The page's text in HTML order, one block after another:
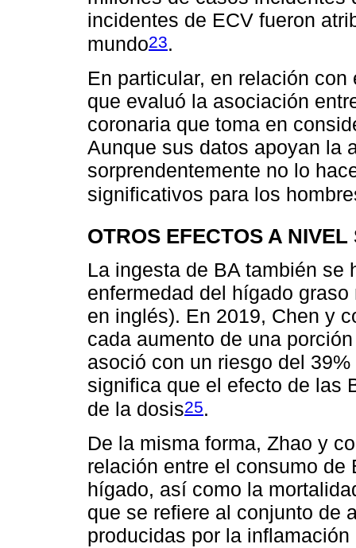
incidentes de ECV fueron
mundo23.
En particular, en relación
que evaluó la asociación
coronaria que toma en
Aunque sus datos apoyan la
sorprendentemente no lo
significativos para los
OTROS EFECTOS A NIVEL
La ingesta de BA también se
enfermedad del hígado
en inglés). En 2019, Chen y
cada aumento de una
asoció con un riesgo del
significa que el efecto de las
de la dosis25.
De la misma forma, Zhao y
relación entre el consumo
hígado, así como la
que se refiere al conjunto de
producidas por la